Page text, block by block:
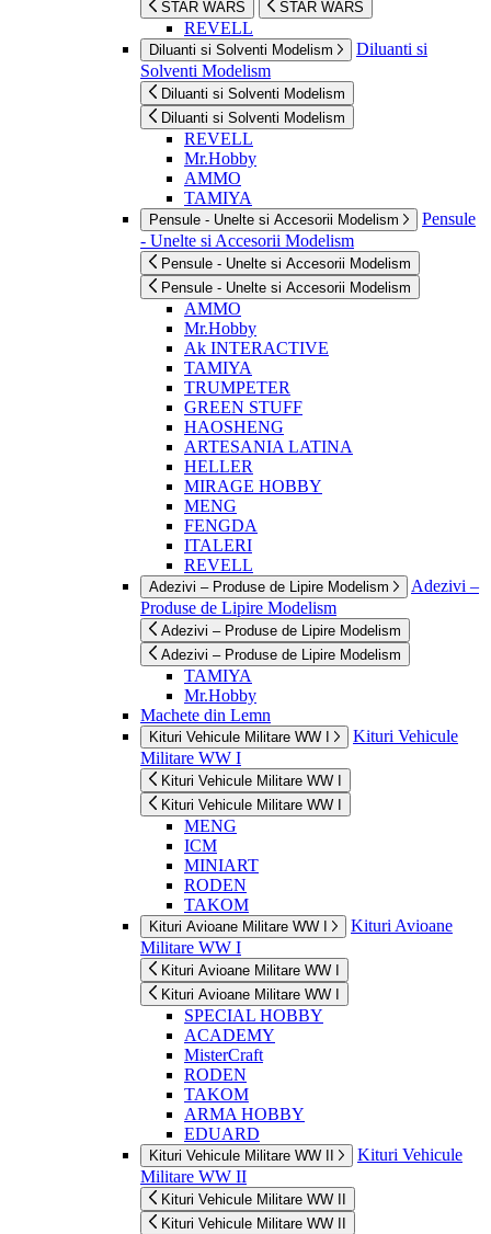
STAR WARS STAR WARS
REVELL
Diluanti si Solventi Modelism
Diluanti si
Solventi Modelism
Diluanti si Solventi Modelism
Diluanti si Solventi Modelism
REVELL
Mr.Hobby
AMMO
TAMIYA
Pensule - Unelte si Accesorii Modelism
Pensule
- Unelte si Accesorii Modelism
Pensule - Unelte si Accesorii Modelism
Pensule - Unelte si Accesorii Modelism
AMMO
Mr.Hobby
Ak INTERACTIVE
TAMIYA
TRUMPETER
GREEN STUFF
HAOSHENG
ARTESANIA LATINA
HELLER
MIRAGE HOBBY
MENG
FENGDA
ITALERI
REVELL
Adezivi – Produse de Lipire Modelism
Adezivi –
Produse de Lipire Modelism
Adezivi – Produse de Lipire Modelism
Adezivi – Produse de Lipire Modelism
TAMIYA
Mr.Hobby
Machete din Lemn
Kituri Vehicule Militare WW I
Kituri Vehicule
Militare WW I
Kituri Vehicule Militare WW I
Kituri Vehicule Militare WW I
MENG
ICM
MINIART
RODEN
TAKOM
Kituri Avioane Militare WW I
Kituri Avioane
Militare WW I
Kituri Avioane Militare WW I
Kituri Avioane Militare WW I
SPECIAL HOBBY
ACADEMY
MisterCraft
RODEN
TAKOM
ARMA HOBBY
EDUARD
Kituri Vehicule Militare WW II
Kituri Vehicule
Militare WW II
Kituri Vehicule Militare WW II
Kituri Vehicule Militare WW II